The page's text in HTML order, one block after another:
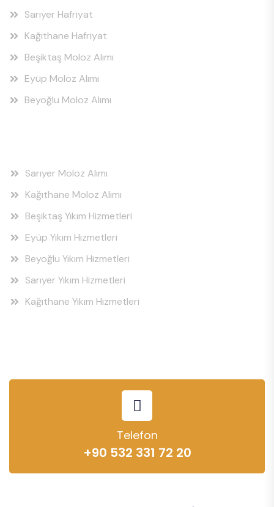
Sarıyer Hafriyat
Kağıthane Hafriyat
Beşiktaş Moloz Alımı
Eyüp Moloz Alımı
Beyoğlu Moloz Alımı
Sarıyer Moloz Alımı
Kağıthane Moloz Alımı
Beşiktaş Yıkım Hizmetleri
Eyüp Yıkım Hizmetleri
Beyoğlu Yıkım Hizmetleri
Sarıyer Yıkım Hizmetleri
Kağıthane Yıkım Hizmetleri
Telefon
+90 532 331 72 20